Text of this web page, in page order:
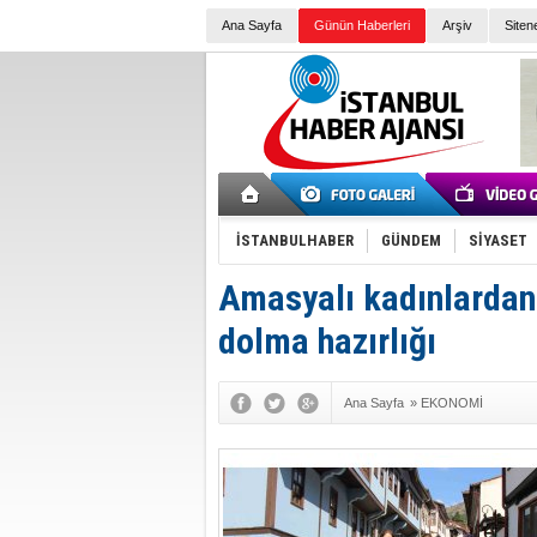
Ana Sayfa Günün Haberleri Arşiv
İSTANBULHABER GÜNDEM SİYASET
Amasyalı
dolma hazırlığı
Ana Sayfa » EKONOMİ